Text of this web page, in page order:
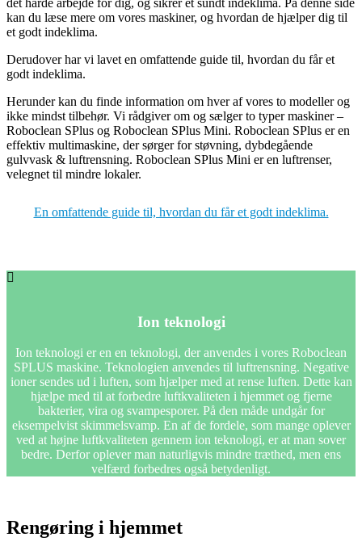
kan du læse mere om vores maskiner, og hvordan de hjælper dig til
et godt indeklima.
Derudover har vi lavet en omfattende guide til, hvordan du får et
godt indeklima.
Herunder kan du finde information om hver af vores to modeller og
ikke mindst tilbehør. Vi rådgiver om og sælger to typer maskiner –
Roboclean SPlus og Roboclean SPlus Mini. Roboclean SPlus er en
effektiv multimaskine, der sørger for støvning, dybdegående
gulvvask & luftrensning. Roboclean SPlus Mini er en luftrenser,
velegnet til mindre lokaler.
En omfattende guide til, hvordan du får et godt indeklima.
Ion teknologi
Ion teknologi er en en teknologi, der anvendes i vores Roboclean
SPLUS maskine. Teknologien anvendes til luftrensning. Negative
ioner sendes ud i luften, som hjælper med at rense luften. Dette kan
hjælpe med til at forbedre luftkvaliteten i hjemmet og fjerne
bakterier, vira og svampesporer. På den måde undgår for
eksempelvist skimmelsvamp. En af de fordele, som mange oplever
ved at højne luftkvaliteten gennem ion teknologi, er at man sover
bedre. Derfor oplever man naturligvis mindre træthed, men ens
velfærd forbedres også betydenligt.
Rengøring i hjemmet